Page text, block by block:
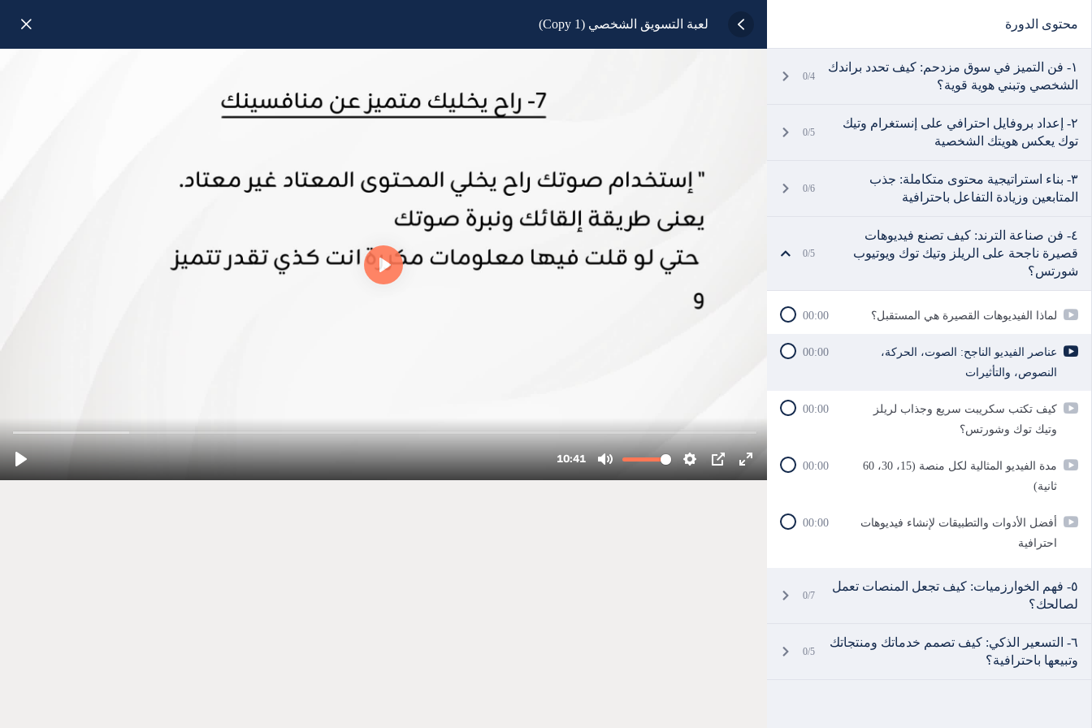
محتوى الدورة
١- فن التميز في سوق مزدحم: كيف تحدد براندك
الشخصي وتبني هوية قوية؟
0/4
٢- إعداد بروفايل احترافي على إنستغرام وتيك
توك يعكس هويتك الشخصية
0/5
٣- بناء استراتيجية محتوى متكاملة: جذب
المتابعين وزيادة التفاعل باحترافية
0/6
٤- فن صناعة الترند: كيف تصنع فيديوهات
قصيرة ناجحة على الريلز وتيك توك ويوتيوب
شورتس؟
0/5
لماذا الفيديوهات القصيرة هي المستقبل؟ 00:00
عناصر الفيديو الناجح: الصوت، الحركة،
النصوص، والتأثيرات
00:00
كيف تكتب سكريبت سريع وجذاب لريلز
وتيك توك وشورتس؟
00:00
مدة الفيديو المثالية لكل منصة (15، 30، 60
ثانية)
00:00
أفضل الأدوات والتطبيقات لإنشاء فيديوهات
احترافية
00:00
٥- فهم الخوارزميات: كيف تجعل المنصات تعمل
لصالحك؟
0/7
٦- التسعير الذكي: كيف تصمم خدماتك ومنتجاتك
وتبيعها باحترافية؟
0/5
لعبة التسويق الشخصي (Copy 1)